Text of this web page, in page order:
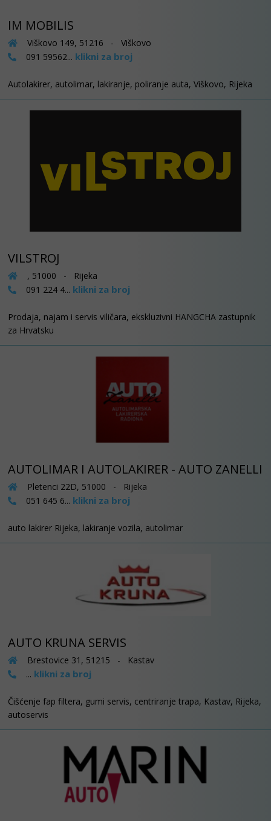
IM MOBILIS
Viškovo 149, 51216 - Viškovo
091 59562... klikni za broj
Autolakirer, autolimar, lakiranje, poliranje auta, Viškovo, Rijeka
VILSTROJ
, 51000 - Rijeka
091 224 4... klikni za broj
Prodaja, najam i servis viličara, ekskluzivni HANGCHA zastupnik
za Hrvatsku
AUTOLIMAR I AUTOLAKIRER - AUTO ZANELLI
Pletenci 22D, 51000 - Rijeka
051 645 6... klikni za broj
auto lakirer Rijeka, lakiranje vozila, autolimar
AUTO KRUNA SERVIS
Brestovice 31, 51215 - Kastav
... klikni za broj
Čišćenje fap filtera, gumi servis, centriranje trapa, Kastav, Rijeka,
autoservis